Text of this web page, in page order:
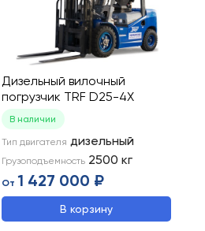
Дизельный вилочный
погрузчик TRF D25-4X
В наличии
Тип двигателя дизельный
Грузоподъемность 2500 кг
От 1 427 000 ₽
В корзину